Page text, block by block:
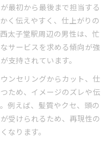
最初から最後まで担当する
く伝えやすく、仕上がりの
太子堂駅周辺の男性は、忙
サービスを求める傾向が強
支持されています。
ンセリングからカット、仕
ため、イメージのズレや伝
例えば、髪質やクセ、頭の
受けられるため、再現性の
なります。